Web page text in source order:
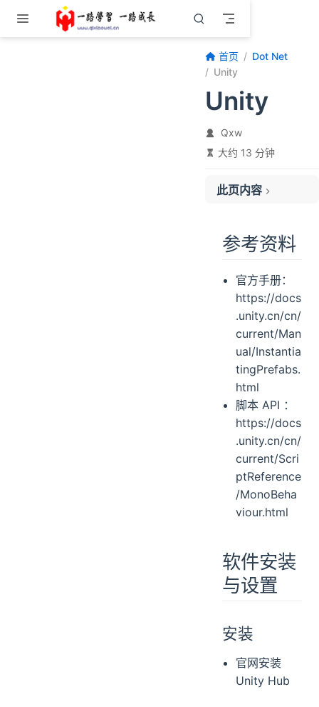
跳至主要內容
首页
Dot Net
Unity
Unity
Qxw
大约 13 分钟
此页内容
软件安装与设置
安装
创建游戏
场景 Scene
摄像机 Camera
静态游戏对象
约束组件 Constraint
物理系统
音频
视频
生命周期方法
多个脚本执行顺序
变量与 Inspector
参考资料
官方手册：
https://docs
.unity.cn/cn/
current/Man
ual/Instantia
tingPrefabs.
html
脚本 API ：
https://docs
.unity.cn/cn/
current/Scri
ptReference
/MonoBeha
viour.html
软件安装
与设置
安装
官网安装
Unity Hub